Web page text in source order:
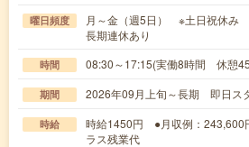
曜日頻度
月～金（週5日） ※土日祝休み
長期連休あり
時間 08:30～17:15(実働8時間 休憩
期間 2026年09月上旬～長期 即日ス
時給
時給1450円 ●月収例：243,600
ラス残業代